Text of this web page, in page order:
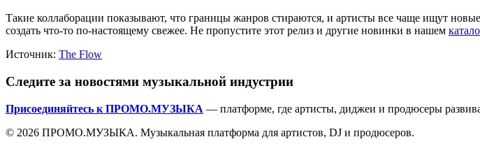
Такие коллаборации показывают, что границы жанров стираются, и артисты все чаще ищут
создать что-то по-настоящему свежее. Не пропустите этот релиз и другие новинки в нашем
Источник: The Flow
Следите за новостями музыкальной индустрии
Присоединяйтесь к ПРОМО.МУЗЫКА — платформе, где артисты, диджеи и продюсеры
© 2026 ПРОМО.МУЗЫКА. Музыкальная платформа для артистов, DJ и продюсеров.